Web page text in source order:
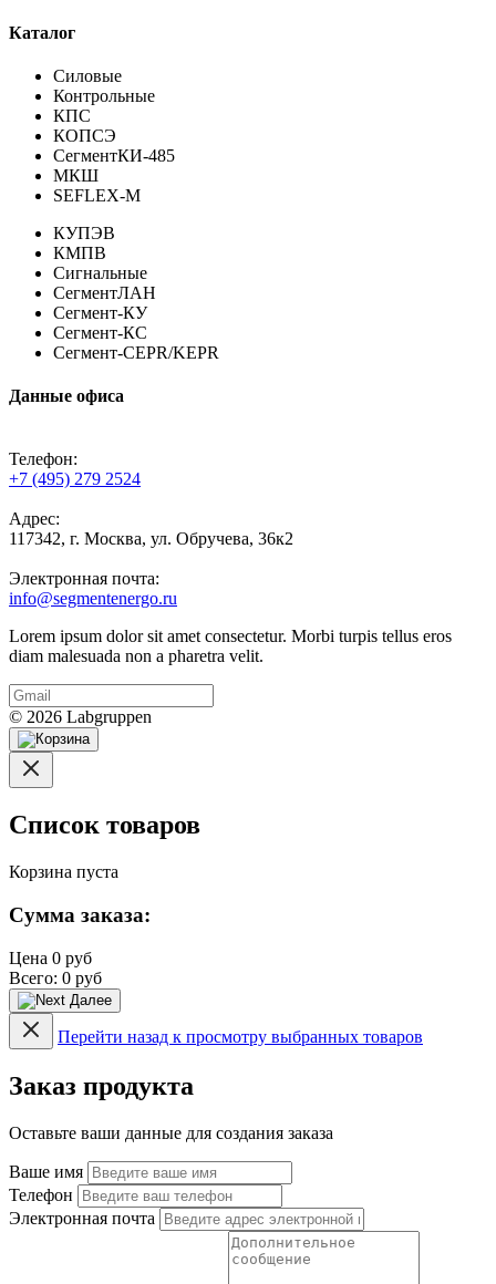
Каталог
Силовые
Контрольные
КПС
КОПСЭ
СегментКИ-485
МКШ
SEFLEX-M
КУПЭВ
КМПВ
Сигнальные
СегментЛАН
Сегмент-КУ
Сегмент-КС
Сегмент-CEPR/KEPR
Данные офиса
Телефон:
+7 (495) 279 2524
Адрес:
117342, г. Москва, ул. Обручева, 36к2
Электронная почта:
info@segmentenergo.ru
Lorem ipsum dolor sit amet consectetur. Morbi turpis tellus eros
diam malesuada non a pharetra velit.
© 2026 Labgruppen
Список товаров
Корзина пуста
Сумма заказа:
Цена 0 руб
Всего: 0 руб
Далее
Перейти назад к просмотру выбранных товаров
Заказ продукта
Оставьте ваши данные для создания заказа
Ваше имя
Телефон
Электронная почта